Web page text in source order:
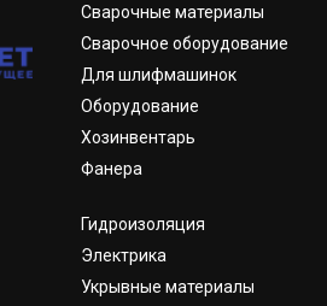
Сварочные материалы
Сварочное оборудование
Для шлифмашинок
Оборудование
Хозинвентарь
Фанера
Гидроизоляция
Электрика
Укрывные материалы